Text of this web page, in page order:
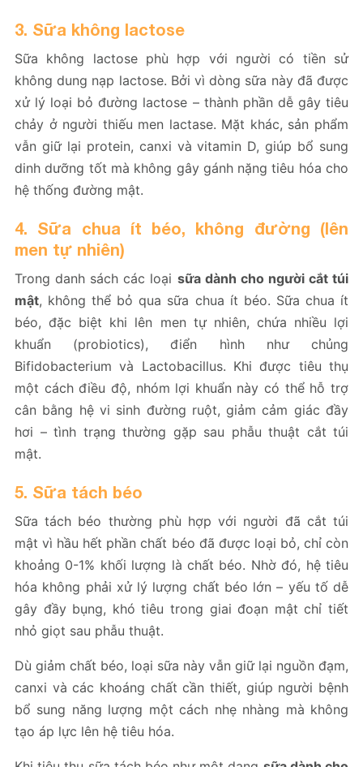
3. Sữa không lactose
Sữa không lactose phù hợp với người có tiền sử
không dung nạp lactose. Bởi vì dòng sữa này đã được
xử lý loại bỏ đường lactose – thành phần dễ gây tiêu
chảy ở người thiếu men lactase. Mặt khác, sản phẩm
vẫn giữ lại protein, canxi và vitamin D, giúp bổ sung
dinh dưỡng tốt mà không gây gánh nặng tiêu hóa cho
hệ thống đường mật.
4. Sữa chua ít béo, không đường (lên
men tự nhiên)
Trong danh sách các loại sữa dành cho người cắt túi
mật, không thể bỏ qua sữa chua ít béo. Sữa chua ít
béo, đặc biệt khi lên men tự nhiên, chứa nhiều lợi
khuẩn (probiotics), điển hình như chủng
Bifidobacterium và Lactobacillus. Khi được tiêu thụ
một cách điều độ, nhóm lợi khuẩn này có thể hỗ trợ
cân bằng hệ vi sinh đường ruột, giảm cảm giác đầy
hơi – tình trạng thường gặp sau phẫu thuật cắt túi
mật.
5. Sữa tách béo
Sữa tách béo thường phù hợp với người đã cắt túi
mật vì hầu hết phần chất béo đã được loại bỏ, chỉ còn
khoảng 0-1% khối lượng là chất béo. Nhờ đó, hệ tiêu
hóa không phải xử lý lượng chất béo lớn – yếu tố dễ
gây đầy bụng, khó tiêu trong giai đoạn mật chỉ tiết
nhỏ giọt sau phẫu thuật.
Dù giảm chất béo, loại sữa này vẫn giữ lại nguồn đạm,
canxi và các khoáng chất cần thiết, giúp người bệnh
bổ sung năng lượng một cách nhẹ nhàng mà không
tạo áp lực lên hệ tiêu hóa.